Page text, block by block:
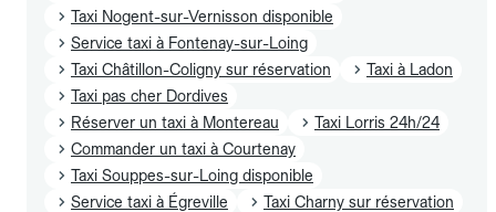
Taxi Nogent-sur-Vernisson disponible
Service taxi à Fontenay-sur-Loing
Taxi Châtillon-Coligny sur réservation
Taxi à Ladon
Taxi pas cher Dordives
Réserver un taxi à Montereau
Taxi Lorris 24h/24
Commander un taxi à Courtenay
Taxi Souppes-sur-Loing disponible
Service taxi à Égreville
Taxi Charny sur réservation